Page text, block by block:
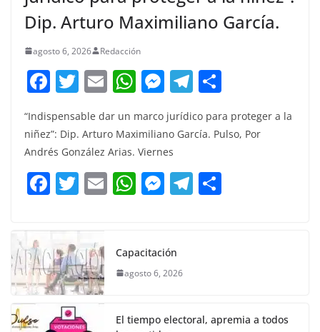
Dip. Arturo Maximiliano García.
agosto 6, 2026 Redacción
F
c
e
b
o
k
T
w
itt
er
E
ai
l
W
at
s
A
p
M
e
ss
e
n
g
T
e
a
m
m
“Indispensable dar un marco jurídico para proteger a la
niñez”: Dip. Arturo Maximiliano García. Pulso, Por
Andrés González Arias. Viernes
F
c
e
b
o
o
T
itt
er
E W
s
A
p
M
e
n
er
T
Capacitación
agosto 6, 2026
El tiempo electoral, apremia a todos